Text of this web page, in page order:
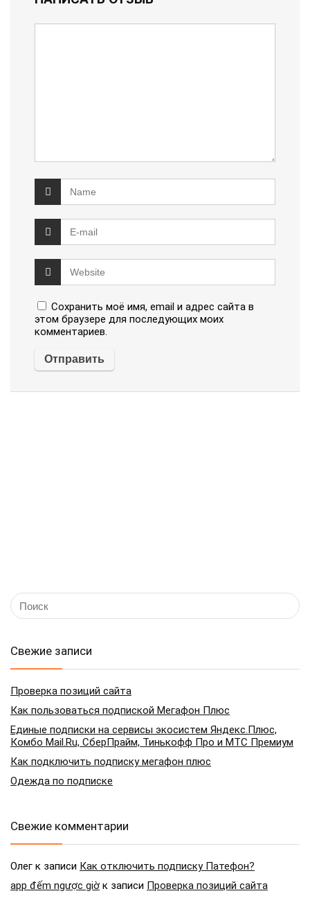
Сохранить моё имя, email и адрес сайта в
этом браузере для последующих моих
комментариев.
Свежие записи
Проверка позиций сайта
Как пользоваться подпиской Мегафон Плюс
Единые подписки на сервисы экосистем Яндекс.Плюс,
Комбо Mail.Ru, СберПрайм, Тинькофф Про и МТС Премиум
Как подключить подписку мегафон плюс
Одежда по подписке
Свежие комментарии
Олег к записи Как отключить подписку Патефон?
app đếm ngược giờ к записи Проверка позиций сайта